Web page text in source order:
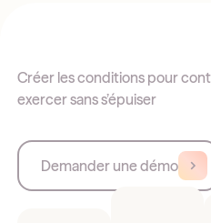
Créer les conditions pour
exercer sans s’épuiser
Demander une démo